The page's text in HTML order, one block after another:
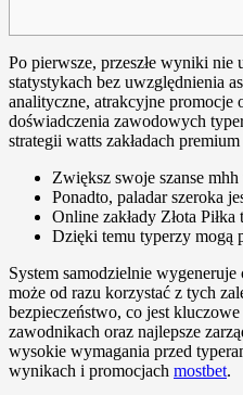
Po pierwsze, przeszłe wyniki
statystykach bez uwzględnienia
analityczne, atrakcyjne promocje
doświadczenia zawodowych
strategii watts zakładach
Zwiększ swoje szanse
Ponadto, paladar szeroka
Online zakłady Złota
Dzięki temu typerzy mogą
System samodzielnie
może od razu korzystać z tych
bezpieczeństwo, co jest
zawodnikach oraz najlepsze
wysokie wymagania przed
wynikach i promocjach mostbet.